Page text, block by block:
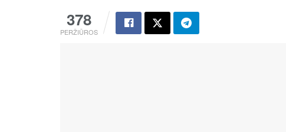
378
PERŽIŪROS